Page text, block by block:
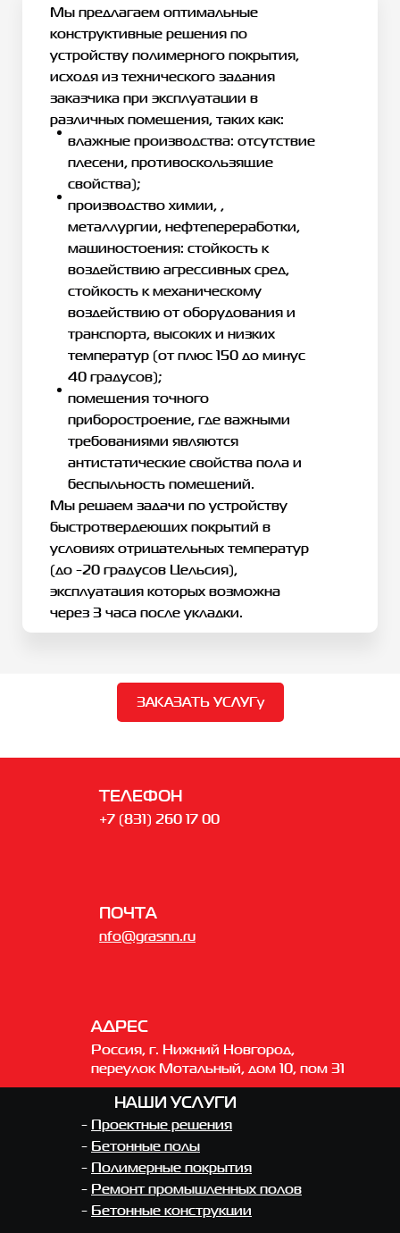
Мы предлагаем оптимальные
конструктивные решения по
устройству полимерного покрытия,
исходя из технического задания
заказчика при эксплуатации в
различных помещения, таких как:
влажные производства: отсутствие
плесени, противоскользящие
свойства);
производство химии, ,
металлургии, нефтепереработки,
машиностоения: стойкость к
воздействию агрессивных сред,
стойкость к механическому
воздействию от оборудования и
транспорта, высоких и низких
температур (от плюс 150 до минус
40 градусов);
помещения точного
приборостроение, где важными
требованиями являются
антистатические свойства пола и
беспыльность помещений.
Мы решаем задачи по устройству
быстротвердеющих покрытий в
условиях отрицательных температур
(до -20 градусов Цельсия),
эксплуатация которых возможна
через 3 часа после укладки.
ЗАКАЗАТЬ УСЛУГу
ТЕЛЕФОН
+7 (831) 260 17 00
ПОЧТА
nfo@grasnn.ru
АДРЕС
Россия, г. Нижний Новгород,
переулок Мотальный, дом 10, пом 31
- Проектные решения
- Бетонные полы
- Полимерные покрытия
- Ремонт промышленных полов
- Бетонные конструкции
НАШИ УСЛУГИ